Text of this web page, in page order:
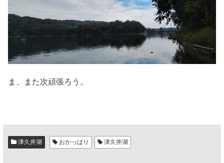
ま、また次頑張ろう。
津久井湖 おかっぱり 津久井湖